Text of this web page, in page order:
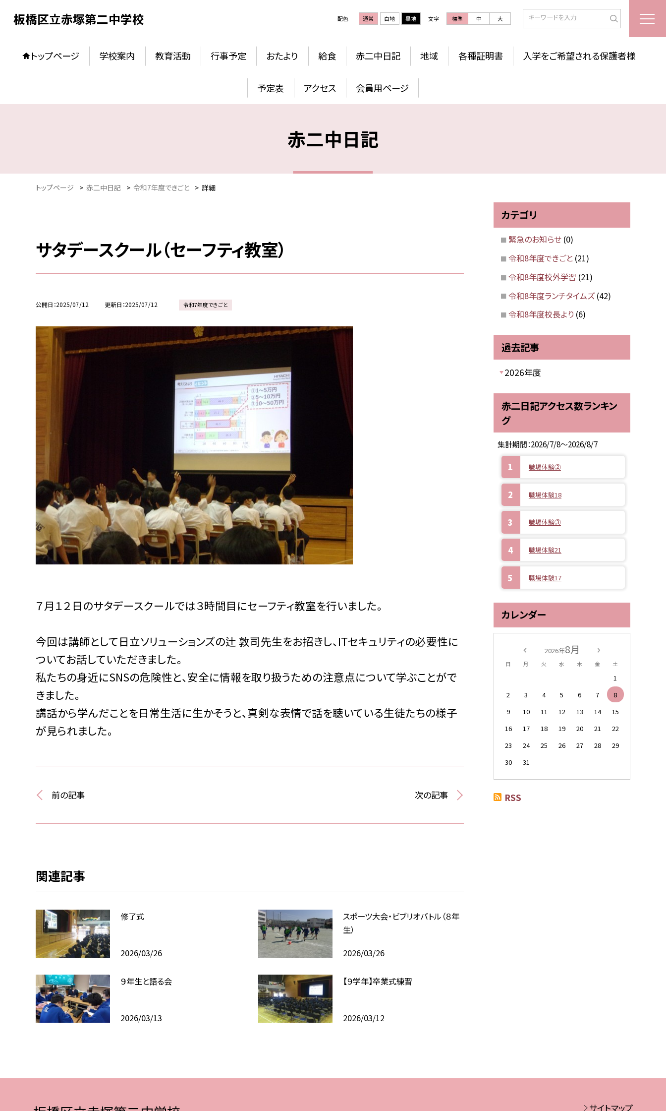
板橋区立赤塚第二中学校 配色 通常 白地 黒地 文字 標準 中 大
トップページ 学校案内 教育活動 行事予定 おたより 給食 赤二中日記 地域 各種証明書 入学をご希望される保護者様
予定表 アクセス 会員用ページ
赤二中日記
トップページ > 赤二中日記 > 令和7年度できごと > 詳細
サタデースクール（セーフティ教室）
公開日 2025/07/12 更新日 2025/07/12 令和7年度できごと
７月１２日のサタデースクールでは３時間目にセーフティ教室を行いました。
今回は講師として日立ソリューションズの辻 敦司先生をお招きし、ITセキュリティの必要性に
ついてお話していただきました。
私たちの身近にSNSの危険性と、安全に情報を取り扱うための注意点について学ぶことがで
きました。
講話から学んだことを日常生活に生かそうと、真剣な表情で話を聴いている生徒たちの様子
が見られました。
前の記事 次の記事
関連記事
修了式
2026/03/26
スポーツ大会・ビブリオバトル（８年
生）
2026/03/26
９年生と語る会
2026/03/13
【９学年】卒業式練習
2026/03/12
カテゴリ
緊急のお知らせ (0)
令和8年度できごと (21)
令和8年度校外学習 (21)
令和8年度ランチタイムズ (42)
令和8年度校長より (6)
過去記事
2026年度
赤二日記アクセス数ランキン
グ
集計期間：2026/7/8～2026/8/7
職場体験②
職場体験18
職場体験③
職場体験21
職場体験17
カレンダー
2026年8月
日 月 火 水 木 金 土
1
2
3 4 5 6 7
8
9
10 11 12 13 14
15
16
17 18 19 20 21
22
23
24 25 26 27 28
29
30
31
RSS
サイトマップ